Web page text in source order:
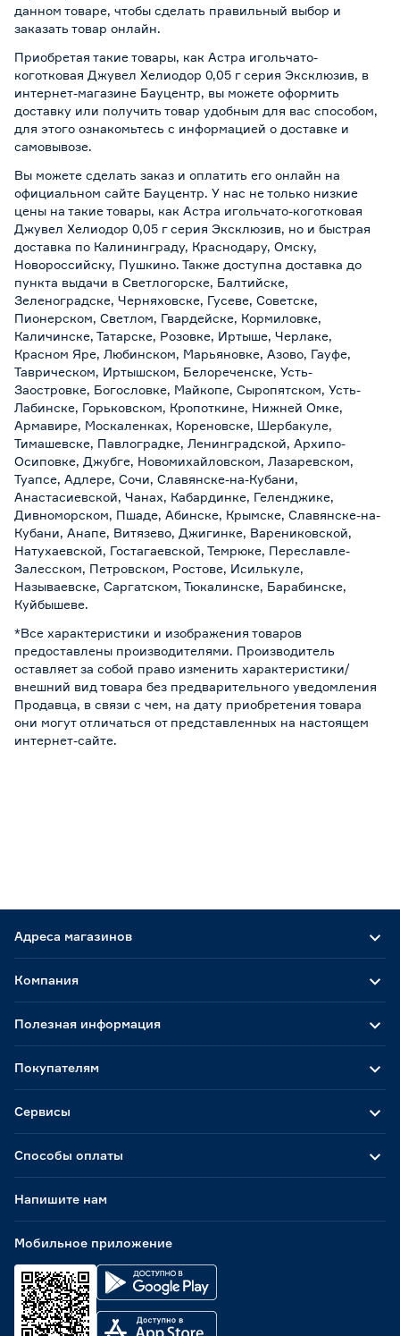
данном товаре, чтобы сделать правильный выбор и
заказать товар онлайн.
Приобретая такие товары, как Астра игольчато-
коготковая Джувел Хелиодор 0,05 г серия Эксклюзив, в
интернет-магазине Бауцентр, вы можете оформить
доставку или получить товар удобным для вас способом,
для этого ознакомьтесь с информацией о доставке и
самовывозе.
Вы можете сделать заказ и оплатить его онлайн на
официальном сайте Бауцентр. У нас не только низкие
цены на такие товары, как Астра игольчато-коготковая
Джувел Хелиодор 0,05 г серия Эксклюзив, но и быстрая
доставка по Калининграду, Краснодару, Омску,
Новороссийску, Пушкино. Также доступна доставка до
пункта выдачи в Светлогорске, Балтийске,
Зеленоградске, Черняховске, Гусеве, Советске,
Пионерском, Светлом, Гвардейске, Кормиловке,
Каличинске, Татарске, Розовке, Иртыше, Черлаке,
Красном Яре, Любинском, Марьяновке, Азово, Гауфе,
Таврическом, Иртышском, Белореченске, Усть-
Заостровке, Богословке, Майкопе, Сыропятском, Усть-
Лабинске, Горьковском, Кропоткине, Нижней Омке,
Армавире, Москаленках, Кореновске, Шербакуле,
Тимашевске, Павлоградке, Ленинградской, Архипо-
Осиповке, Джубге, Новомихайловском, Лазаревском,
Туапсе, Адлере, Сочи, Славянске-на-Кубани,
Анастасиевской, Чанах, Кабардинке, Геленджике,
Дивноморском, Пшаде, Абинске, Крымске, Славянске-на-
Кубани, Анапе, Витязево, Джигинке, Варениковской,
Натухаевской, Гостагаевской, Темрюке, Переславле-
Залесском, Петровском, Ростове, Исилькуле,
Называевске, Саргатском, Тюкалинске, Барабинске,
Куйбышеве.
*Все характеристики и изображения товаров
предоставлены производителями. Производитель
оставляет за собой право изменить характеристики/
внешний вид товара без предварительного уведомления
Продавца, в связи с чем, на дату приобретения товара
они могут отличаться от представленных на настоящем
интернет-сайте.
Адреса магазинов
Способы оплаты
Мобильное приложение
Компания
Полезная информация
Покупателям
Сервисы
Напишите нам